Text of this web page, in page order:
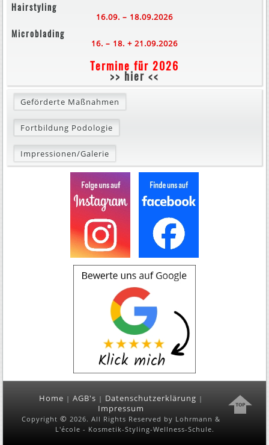
Hairstyling
16.09. – 18.09.2026
Microblading
16. – 18. + 21.09.2026
Termine für 2026
>> hier <<
Geförderte Maßnahmen
Fortbildung Podologie
Impressionen/Galerie
Home | AGB's | Datenschutzerklärung |
Impressum
Copyright © 2026. All Rights Reserved by Lohrmann &
L'école - Kosmetik-Styling-Wellness-Schule.